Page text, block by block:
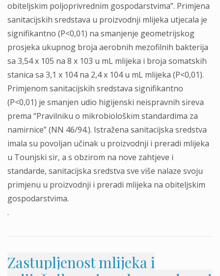
obiteljskim poljoprivrednim gospodarstvima”. Primjena
sanitacijskih sredstava u proizvodnji mlijeka utjecala je
signifikantno (P<0,01) na smanjenje geometrijskog
prosjeka ukupnog broja aerobnih mezofilnih bakterija
sa 3,54 x 105 na 8 x 103 u mL mlijeka i broja somatskih
stanica sa 3,1 x 104 na 2,4 x 104 u mL mlijeka (P<0,01).
Primjenom sanitacijskih sredstava signifikantno
(P<0,01) je smanjen udio higijenski neispravnih sireva
prema “Pravilniku o mikrobiološkim standardima za
namirnice” (NN 46/94.). Istražena sanitacijska sredstva
imala su povoljan učinak u proizvodnji i preradi mlijeka
u Tounjski sir, a s obzirom na nove zahtjeve i
standarde, sanitacijska sredstva sve više nalaze svoju
primjenu u proizvodnji i preradi mlijeka na obiteljskim
gospodarstvima.
.
Zastupljenost mlijeka i